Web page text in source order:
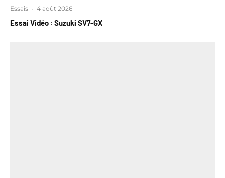
Essais · 4 août 2026
Essai Vidéo : Suzuki SV7-GX